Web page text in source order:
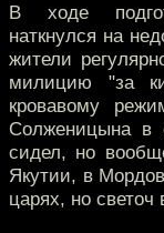
В ходе
наткнулся на
жители
милицию "за
кровавому
Солженицына в
сидел, но
Якутии, в
царях, но светоч